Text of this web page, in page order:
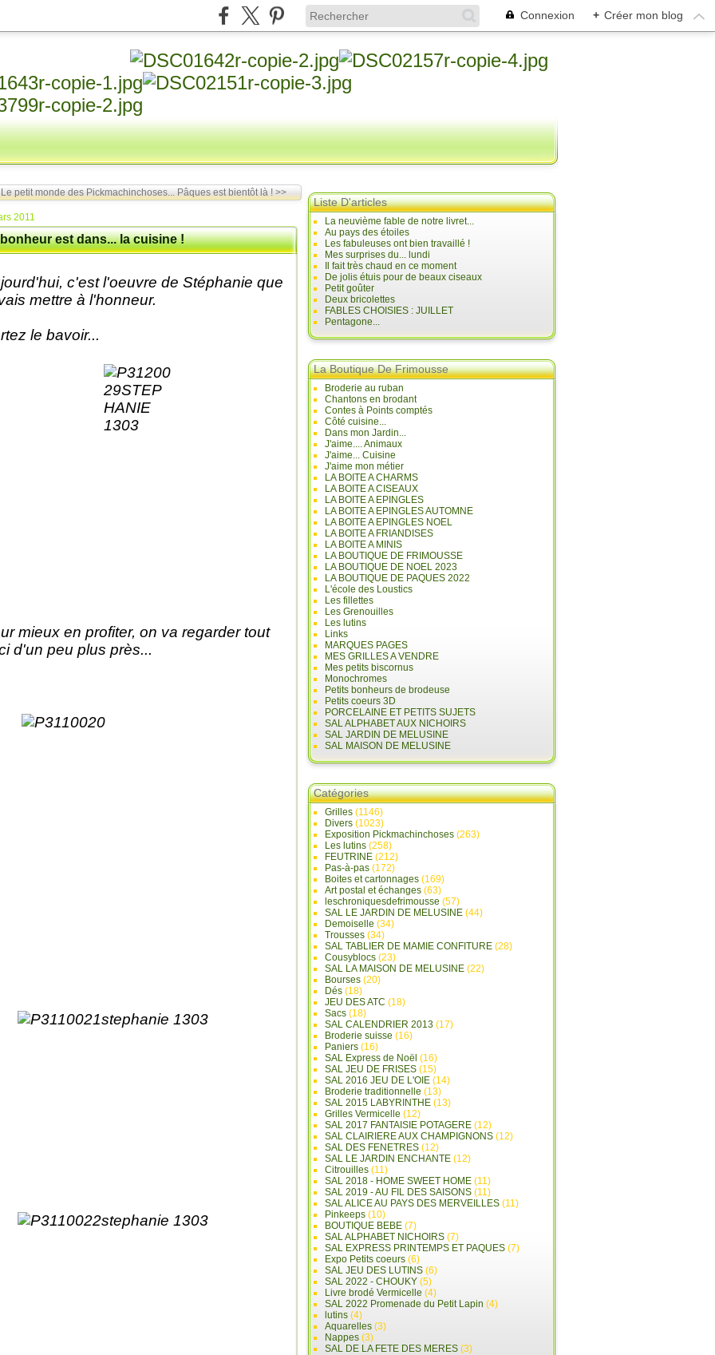
Connexion + Créer mon blog
petit monde des Pickmachinchoses... Pâques est bientôt là ! >>
2011
est dans... la cuisine !
c'est l'oeuvre de Stéphanie que
mettre à l'honneur.
le bavoir...
mieux en profiter, on va regarder tout
d'un peu plus près...
Liste D'articles
La neuvième fable de notre livret...
Au pays des étoiles
Les fabuleuses ont bien travaillé !
Mes surprises du... lundi
Il fait très chaud en ce moment
De jolis étuis pour de beaux ciseaux
Petit goûter
Deux bricolettes
FABLES CHOISIES : JUILLET
Pentagone...
La Boutique De Frimousse
Broderie au ruban
Chantons en brodant
Contes à Points comptés
Côté cuisine...
Dans mon Jardin...
J'aime.... Animaux
J'aime... Cuisine
J'aime mon métier
LA BOITE A CHARMS
LA BOITE A CISEAUX
LA BOITE A EPINGLES
LA BOITE A EPINGLES AUTOMNE
LA BOITE A EPINGLES NOEL
LA BOITE A FRIANDISES
LA BOITE A MINIS
LA BOUTIQUE DE FRIMOUSSE
LA BOUTIQUE DE NOEL 2023
LA BOUTIQUE DE PAQUES 2022
L'école des Loustics
Les fillettes
Les Grenouilles
Les lutins
Links
MARQUES PAGES
MES GRILLES A VENDRE
Mes petits biscornus
Monochromes
Petits bonheurs de brodeuse
Petits coeurs 3D
PORCELAINE ET PETITS SUJETS
SAL ALPHABET AUX NICHOIRS
SAL JARDIN DE MELUSINE
SAL MAISON DE MELUSINE
Catégories
Grilles (1146)
Divers (1023)
Exposition Pickmachinchoses (263)
Les lutins (258)
FEUTRINE (212)
Pas-à-pas (172)
Boites et cartonnages (169)
Art postal et échanges (63)
leschroniquesdefrimousse (57)
SAL LE JARDIN DE MELUSINE (44)
Demoiselle (34)
Trousses (34)
SAL TABLIER DE MAMIE CONFITURE (28)
Cousyblocs (23)
SAL LA MAISON DE MELUSINE (22)
Bourses (20)
Dés (18)
JEU DES ATC (18)
Sacs (18)
SAL CALENDRIER 2013 (17)
Broderie suisse (16)
Paniers (16)
SAL Express de Noël (16)
SAL JEU DE FRISES (15)
SAL 2016 JEU DE L'OIE (14)
Broderie traditionnelle (13)
SAL 2015 LABYRINTHE (13)
Grilles Vermicelle (12)
SAL 2017 FANTAISIE POTAGERE (12)
SAL CLAIRIERE AUX CHAMPIGNONS (12)
SAL DES FENETRES (12)
SAL LE JARDIN ENCHANTE (12)
Citrouilles (11)
SAL 2018 - HOME SWEET HOME (11)
SAL 2019 - AU FIL DES SAISONS (11)
SAL ALICE AU PAYS DES MERVEILLES (11)
Pinkeeps (10)
BOUTIQUE BEBE (7)
SAL ALPHABET NICHOIRS (7)
SAL EXPRESS PRINTEMPS ET PAQUES (7)
Expo Petits coeurs (6)
SAL JEU DES LUTINS (6)
SAL 2022 - CHOUKY (5)
Livre brodé Vermicelle (4)
SAL 2022 Promenade du Petit Lapin (4)
lutins (4)
Aquarelles (3)
Nappes (3)
SAL DE LA FETE DES MERES (3)